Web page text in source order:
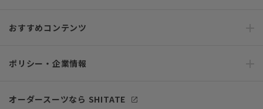
おすすめコンテンツ
ポリシー・企業情報
オーダースーツなら SHITATE